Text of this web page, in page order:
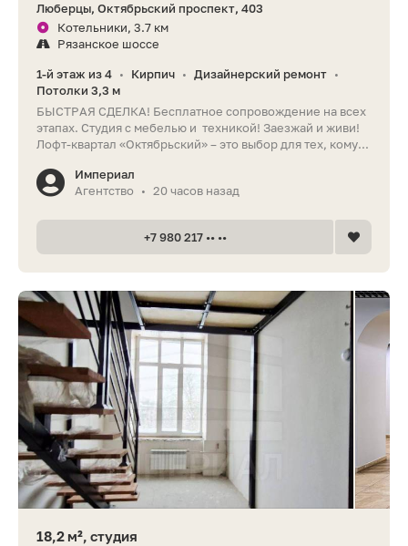
Люберцы, Октябрьский проспект, 403
Котельники, 3.7 км
Рязанское шоссе
1-й этаж из 4 • Кирпич • Дизайнерский ремонт •
Потолки 3,3 м
БЫСТРАЯ СДЕЛКА! Бесплатное сопровождение на всех
этапах. Студия с мебелью и техникой! Заезжай и живи!
Лофт-квартал «Октябрьский» – это выбор для тех, кому...
Империал
Агентство
• 20 часов назад
+7 980 217 •• ••
18,2 м², студия